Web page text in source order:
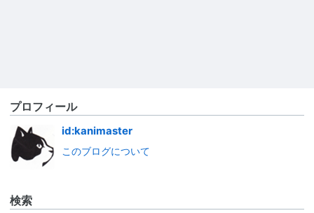
プロフィール
id:kanimaster
このブログについて
検索